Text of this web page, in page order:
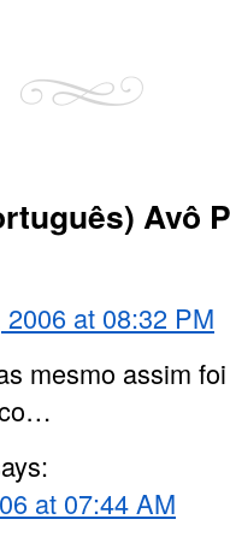
Avô
at 08:32 PM
mesmo assim
at 07:44 AM